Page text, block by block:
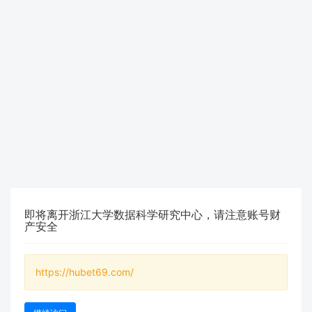
即将离开浙江大学数据科学研究中心，请注意账号财
产安全
https://hubet69.com/